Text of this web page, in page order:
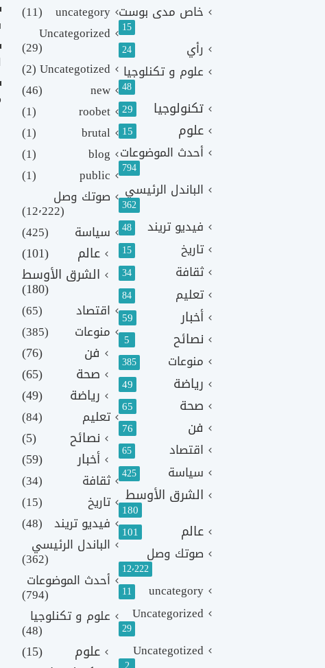
خاص مدى بوست
15
رأي 24
علوم و تكنلوجيا
48
تكنولوجيا 29
علوم 15
أحدث الموضوعات
794
الباندل الرئيسي
362
فيديو تريند 48
تاريخ 15
ثقافة 34
تعليم 84
أخبار 59
نصائح 5
منوعات 385
رياضة 49
صحة 65
فن 76
اقتصاد 65
سياسة 425
الشرق الأوسط
180
عالم 101
صوتك وصل
12٬222
uncategory
11
Uncategorized
29
Uncategotized
uncategory
(11)
Uncategorized
(29)
Uncategotized
(2)
new
(46)
roobet
(1)
brutal
(1)
blog
(1)
public
(1)
صوتك وصل
(12٬222)
سياسة
(425)
عالم
(101)
الشرق الأوسط
(180)
اقتصاد
(65)
منوعات
(385)
فن
(76)
صحة
(65)
رياضة
(49)
تعليم (84)
نصائح
(5)
أخبار
(59)
ثقافة
(34)
تاريخ
(15)
فيديو تريند (48)
الباندل الرئيسي
(362)
أحدث الموضوعات
(794)
علوم و تكنلوجيا
(48)
علوم
(15)